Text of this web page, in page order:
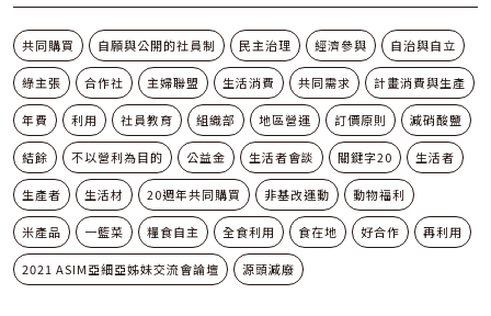
共同購買 自願與公開的社員制 民主治理 經濟參與 自治與自立
綠主張 合作社 主婦聯盟 生活消費 共同需求 計畫消費與生產
年費 利用 社員教育 組織部 地區營運 訂價原則 減硝酸鹽
結餘 不以營利為目的 公益金 生活者會談 關鍵字20 生活者
生產者 生活材 20週年共同購買 非基改運動 動物福利
米產品 一籃菜 糧食自主 全食利用 食在地 好合作 再利用
2021 ASIM亞細亞姊妹交流會論壇 源頭減廢